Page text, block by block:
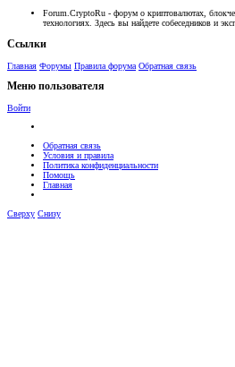
Forum.CryptoRu - форум о криптовалютах,
технологиях. Здесь вы найдете собеседников и
Ссылки
Главная Форумы Правила форума Обратная связь
Меню пользователя
Войти
Обратная связь
Условия и правила
Политика конфиденциальности
Помощь
Главная
Сверху Снизу